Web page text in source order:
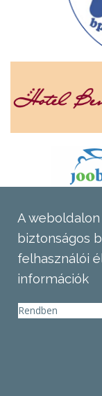
A
biztonságos
felhasználói
információk
Rendben